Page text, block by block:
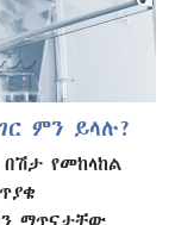
ምን ይላሉ?
የመከላከል
ማጥናታቸው